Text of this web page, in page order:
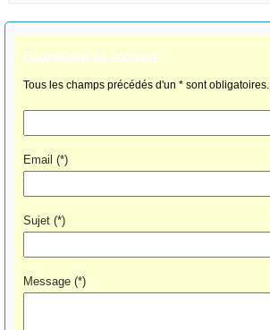
Formulaire de contact
Tous les champs précédés d'un * sont obligatoires.
Email (*)
Sujet (*)
Message (*)